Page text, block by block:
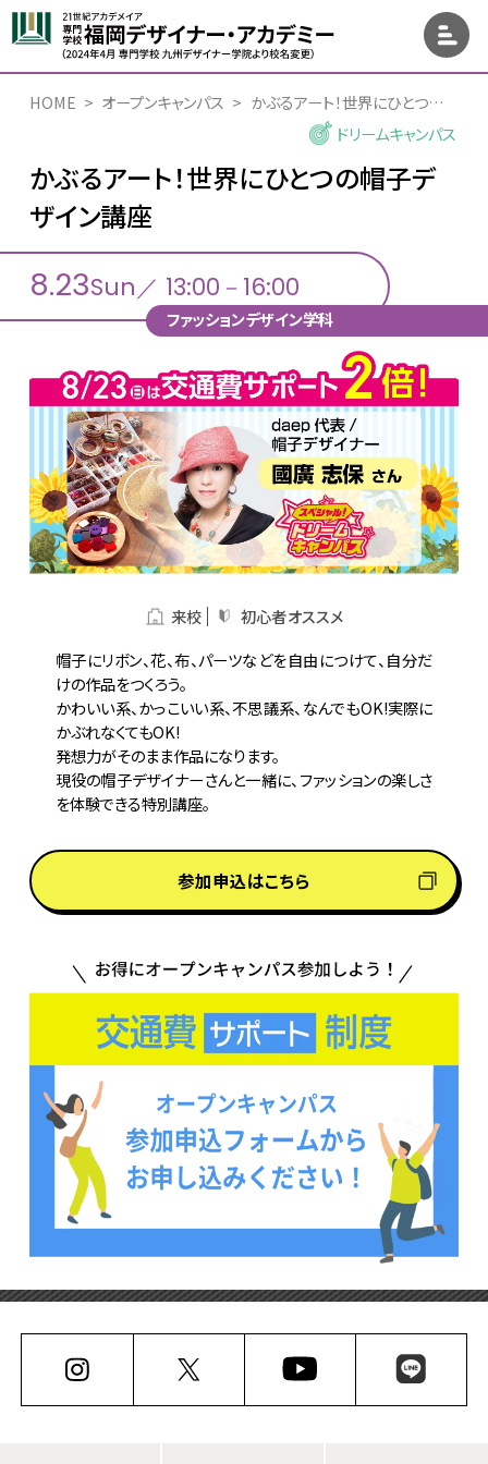
HOME オープンキャンパス かぶるアート！世界にひとつの帽子デザイン講座
かぶるアート！世界にひとつの帽子デ
ザイン講座
ドリームキャンパス
8.23Sun／ 13:00－16:00
ファッションデザイン学科
来校
初心者オススメ
帽子にリボン、花、布、パーツなどを自由につけて、自分だ
けの作品をつくろう。
かわいい系、かっこいい系、不思議系、なんでもOK!実際に
かぶれなくてもOK!
発想力がそのまま作品になります。
現役の帽子デザイナーさんと一緒に、ファッションの楽しさ
を体験できる特別講座。
参加申込はこちら